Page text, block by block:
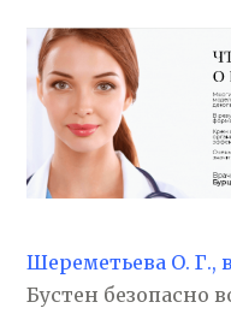
Шереметьева О. Г.,
Бустен безопасно